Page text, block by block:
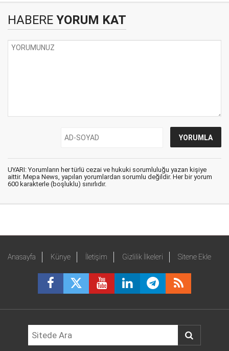
HABERE YORUM KAT
UYARI: Yorumların her türlü cezai ve hukuki sorumluluğu yazan kişiye
aittir. Mepa News, yapılan yorumlardan sorumlu değildir. Her bir yorum
600 karakterle (boşluklu) sınırlıdır.
Anasayfa Künye İletişim Gizlilik İlkeleri Sitene Ekle